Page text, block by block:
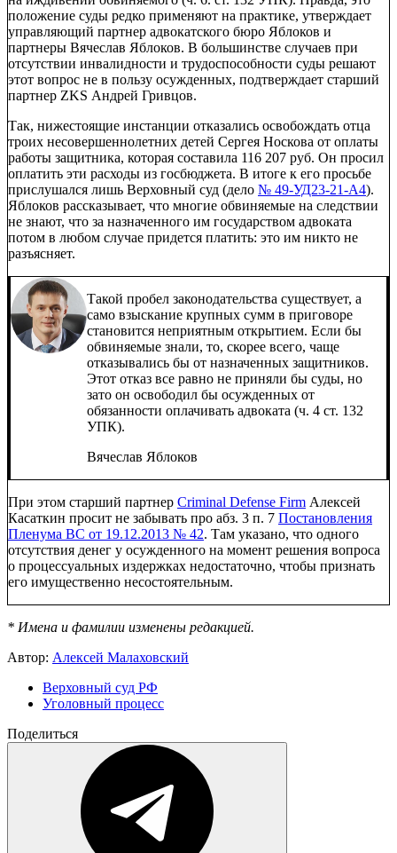
положение суды редко применяют на практике, утверждает
управляющий партнер адвокатского бюро Яблоков и
партнеры Вячеслав Яблоков. В большинстве случаев при
отсутствии инвалидности и трудоспособности суды решают
этот вопрос не в пользу осужденных, подтверждает старший
партнер ZKS Андрей Гривцов.
Так, нижестоящие инстанции отказались освобождать отца
троих несовершеннолетних детей Сергея Носкова от оплаты
работы защитника, которая составила 116 207 руб. Он просил
оплатить эти расходы из госбюджета. В итоге к его просьбе
прислушался лишь Верховный суд (дело № 49-УД23-21-А4).
Яблоков рассказывает, что многие обвиняемые на следствии
не знают, что за назначенного им государством адвоката
потом в любом случае придется платить: это им никто не
разъясняет.
Такой пробел законодательства существует, а
само взыскание крупных сумм в приговоре
становится неприятным открытием. Если бы
обвиняемые знали, то, скорее всего, чаще
отказывались бы от назначенных защитников.
Этот отказ все равно не приняли бы суды, но
зато он освободил бы осужденных от
обязанности оплачивать адвоката (ч. 4 ст. 132
УПК).
Вячеслав Яблоков
При этом старший партнер Criminal Defense Firm Алексей
Касаткин просит не забывать про абз. 3 п. 7 Постановления
Пленума ВС от 19.12.2013 № 42. Там указано, что одного
отсутствия денег у осужденного на момент решения вопроса
о процессуальных издержках недостаточно, чтобы признать
его имущественно несостоятельным.
* Имена и фамилии изменены редакцией.
Автор: Алексей Малаховский
Верховный суд РФ
Уголовный процесс
Поделиться